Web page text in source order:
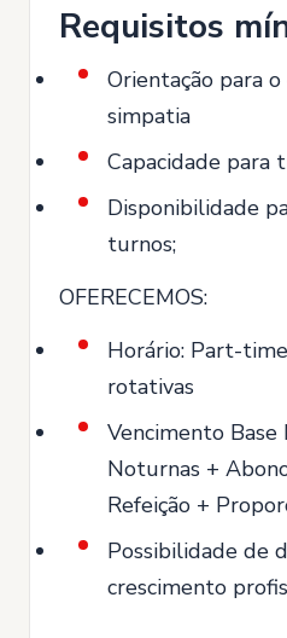
Requisitos
Orientação para
simpatia
Capacidade para
Disponibilidade
turnos;
OFERECEMOS:
Horário: Part-
rotativas
Vencimento Base
Noturnas +
Refeição +
Possibilidade de
crescimento